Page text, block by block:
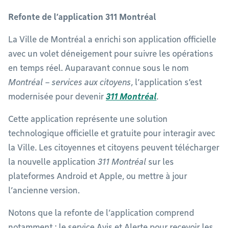
Refonte de l’application 311 Montréal
La Ville de Montréal a enrichi son application officielle
avec un volet déneigement pour suivre les opérations
en temps réel. Auparavant connue sous le nom
Montréal – services aux citoyens, l’application s’est
modernisée pour devenir 311 Montréal.
Cette application représente une solution
technologique officielle et gratuite pour interagir avec
la Ville. Les citoyennes et citoyens peuvent télécharger
la nouvelle application 311 Montréal sur les
plateformes Android et Apple, ou mettre à jour
l’ancienne version.
Notons que la refonte de l’application comprend